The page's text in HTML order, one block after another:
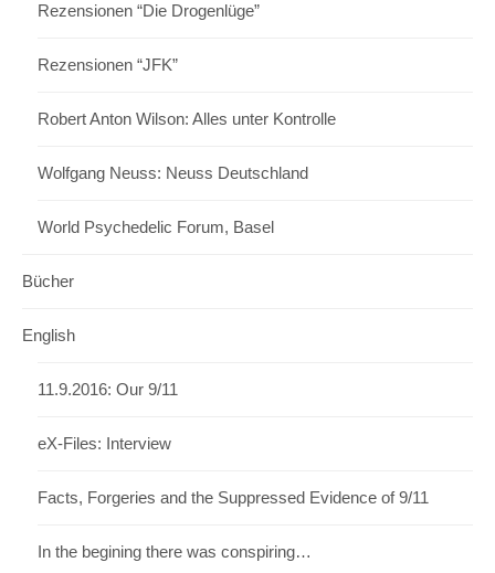
Rezensionen “Die Drogenlüge”
Rezensionen “JFK”
Robert Anton Wilson: Alles unter Kontrolle
Wolfgang Neuss: Neuss Deutschland
World Psychedelic Forum, Basel
Bücher
English
11.9.2016: Our 9/11
eX-Files: Interview
Facts, Forgeries and the Suppressed Evidence of 9/11
In the begining there was conspiring…